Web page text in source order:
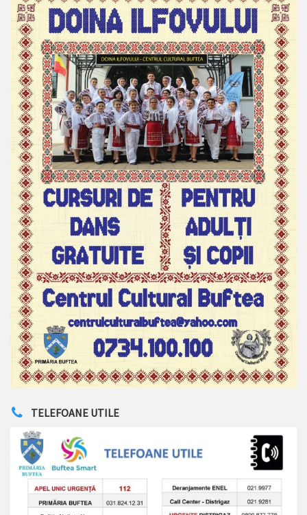
TELEFOANE UTILE